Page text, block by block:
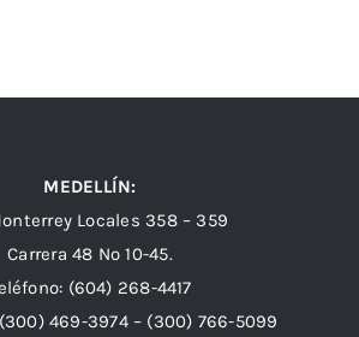
MEDELLÍN:
Locales 358 – 359
Carrera 48 Nº 10-45.
(604) 268-4417
(300) 469-3974 – (300) 766-5099